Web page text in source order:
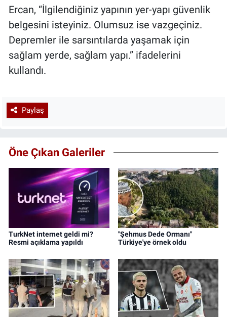
Ercan, “İlgilendiğiniz yapının yer-yapı güvenlik
belgesini isteyiniz. Olumsuz ise vazgeçiniz.
Depremler ile sarsıntılarda yaşamak için
sağlam yerde, sağlam yapı.” ifadelerini
kullandı.
Paylaş
Öne Çıkan Galeriler
TurkNet internet geldi mi?
Resmi açıklama yapıldı
"Şehmus Dede Ormanı"
Türkiye'ye örnek oldu